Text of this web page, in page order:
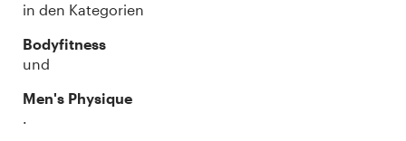
in den Kategorien
Bodyfitness
und
Men's Physique
.